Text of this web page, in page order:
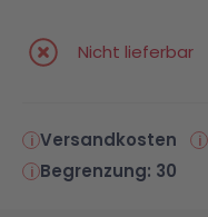
Nicht lieferbar
Versandkosten
Begrenzung: 30